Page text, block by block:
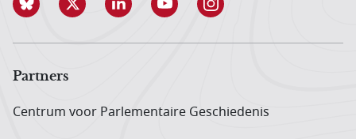
Partners
Centrum voor Parlementaire Geschiedenis